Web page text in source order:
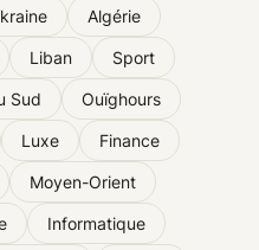
Algérie
Liban Sport
Sud Ouïghours
Luxe Finance
Moyen-Orient
Informatique